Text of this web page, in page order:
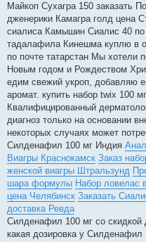
Майкоп Сухагра 150 заказать
дженерики Камагра голд цена
сиалиса Камышин Сиалис 40 по
тадалафила Кинешма куплю в
по почте татарстан Мы хотели
Новым годом и Рождеством
едим свежий укроп, добавляю
аромат. купить набор twix 100
Квалифицированный
диагноз только на основании
некоторых случаях может
Силденафил 100 мг Индия
Виагры Краснокамск Заказ
женской виагры Штральзунд
шара формулы Набор ловелас
цена Челябинск Заказать
доставка Ревда
Силденафил 100 мг со скидкой
какая дозировка у Силденафил